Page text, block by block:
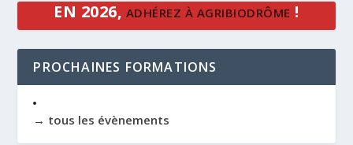
EN 2026, ADHÉREZ À AGRIBIODRÔME !
PROCHAINES FORMATIONS
→ tous les évènements